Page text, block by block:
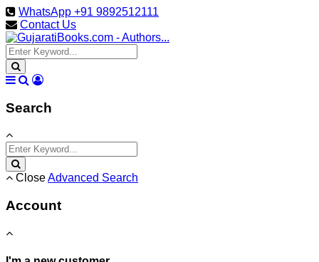
WhatsApp +91 9892512111
Contact Us
Search
CloseAdvanced Search
Account